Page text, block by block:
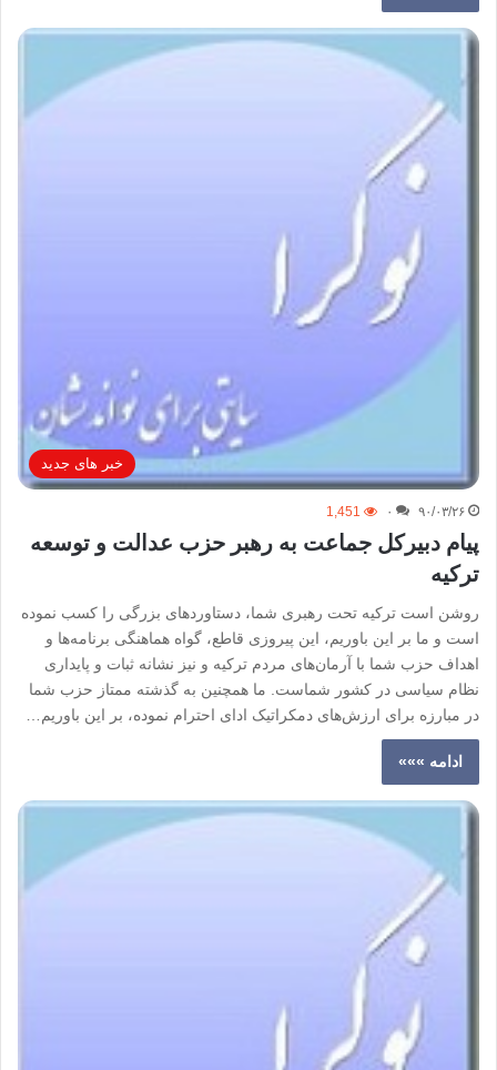
خبر های جدید
۹۰/۰۳/۲۶ ۰ 1,451
پیام دبیرکل جماعت به رهبر حزب عدالت و توسعه
ترکیه
روشن است ترکیه تحت رهبری شما، دستاوردهای بزرگی را کسب نموده
است و ما بر این باوریم، این پیروزی قاطع، گواه هماهنگی برنامه‌ها و
اهداف حزب شما با آرمان‌های مردم ترکیه و نیز نشانه ثبات و پایداری
نظام سیاسی در کشور شماست. ما همچنین به گذشته ممتاز حزب شما
در مبارزه برای ارزش‌های دمکراتیک ادای احترام نموده، بر این باوریم…
ادامه »»»